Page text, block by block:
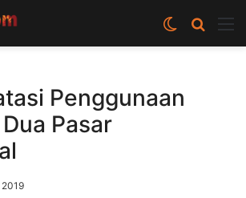
Cari
berita
Switch
skin
Penggunaan
Pasar